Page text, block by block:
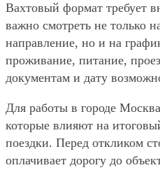
Вахтовый формат требует
важно смотреть не только
направление, но и на
проживание, питание,
документам и дату
Для работы в городе
которые влияют на
поездки. Перед откликом
оплачивает дорогу до